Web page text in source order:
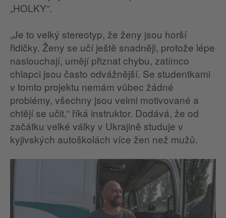
„HOLKY“.
„Je to velký stereotyp, že ženy jsou horší
řidičky. Ženy se učí ještě snadněji, protože lépe
naslouchají, umějí přiznat chybu, zatímco
chlapci jsou často odvážnější. Se studentkami
v tomto projektu nemám vůbec žádné
problémy, všechny jsou velmi motivované a
chtějí se učit,“ říká instruktor. Dodává, že od
začátku velké války v Ukrajině studuje v
kyjivských autoškolách více žen než mužů.